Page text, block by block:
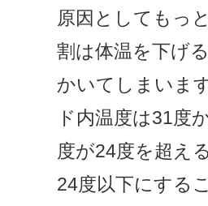
原因としてもっ
割は体温を下げ
かいてしまいま
ド内温度は31度
度が24度を超え
24度以下にする